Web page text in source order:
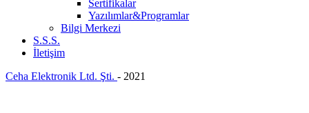
Sertifikalar
Yazılımlar&Programlar
Bilgi Merkezi
S.S.S.
İletişim
Ceha Elektronik Ltd. Şti. - 2021